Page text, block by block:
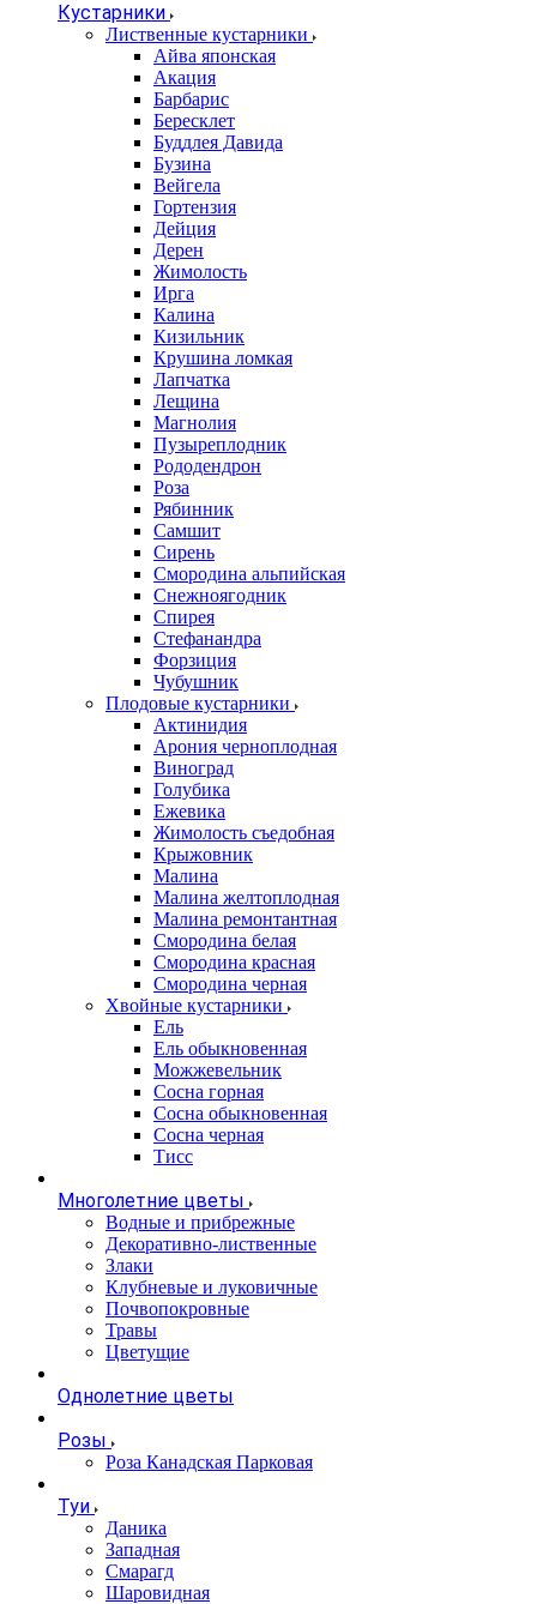
Кустарники
Лиственные кустарники
Айва японская
Акация
Барбарис
Бересклет
Буддлея Давида
Бузина
Вейгела
Гортензия
Дейция
Дерен
Жимолость
Ирга
Калина
Кизильник
Крушина ломкая
Лапчатка
Лещина
Магнолия
Пузыреплодник
Рододендрон
Роза
Рябинник
Самшит
Сирень
Смородина альпийская
Снежноягодник
Спирея
Стефанандра
Форзиция
Чубушник
Плодовые кустарники
Актинидия
Арония черноплодная
Виноград
Голубика
Ежевика
Жимолость съедобная
Крыжовник
Малина
Малина желтоплодная
Малина ремонтантная
Смородина белая
Смородина красная
Смородина черная
Хвойные кустарники
Ель
Ель обыкновенная
Можжевельник
Сосна горная
Сосна обыкновенная
Сосна черная
Тисс
Многолетние цветы
Водные и прибрежные
Декоративно-лиственные
Злаки
Клубневые и луковичные
Почвопокровные
Травы
Цветущие
Однолетние цветы
Розы
Роза Канадская Парковая
Туи
Даника
Западная
Смарагд
Шаровидная